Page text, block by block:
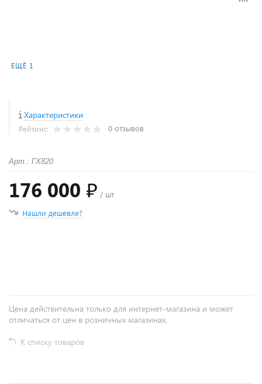
ЕЩЁ 1
Характеристики
Рейтинг: 0 отзывов
Арт.: ГХ820
176 000 ₽ / шт
Нашли дешевле?
Цена действительна только для интернет-магазина и может
отличаться от цен в розничных магазинах.
К списку товаров